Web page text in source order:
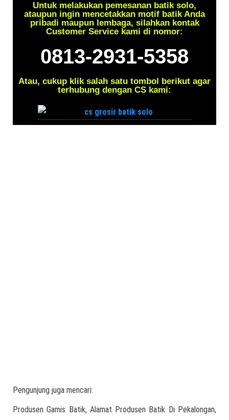
Untuk melakukan pemesanan batik solo,
ataupun ingin mencetakkan motif batik Anda
pribadi maupun lembaga, silahkan kontak
Customer Service kami di nomor:
0813-2931-5358
Atau, cukup klik salah satu tombol berikut agar
terhubung dengan CS kami:
Pengunjung juga mencari:
Produsen Gamis Batik, Alamat Produsen Batik Di Pekalongan,